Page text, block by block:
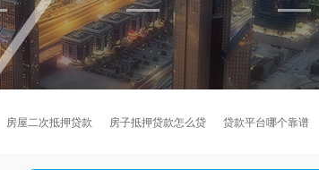
房屋二次抵押贷款 房子抵押贷款怎么贷 贷款平台哪个靠谱